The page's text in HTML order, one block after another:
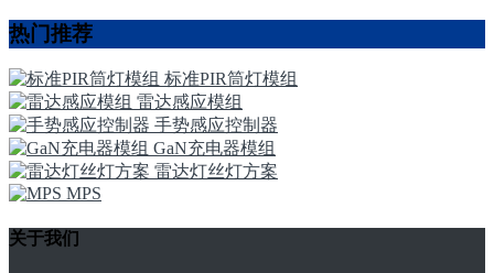
热门推荐
标准PIR筒灯模组
雷达感应模组
手势感应控制器
GaN充电器模组
雷达灯丝灯方案
MPS
关于我们